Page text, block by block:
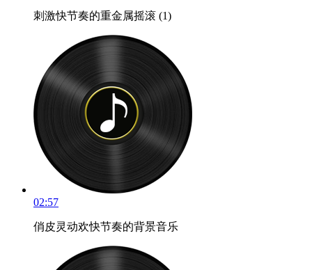
刺激快节奏的重金属摇滚 (1)
02:57
俏皮灵动欢快节奏的背景音乐